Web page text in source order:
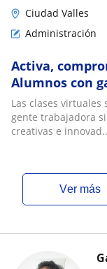
Ciudad Valles
Administración
Activa,
Alumnos con
Las clases virtuales
gente trabajadora
creativas e
ver más